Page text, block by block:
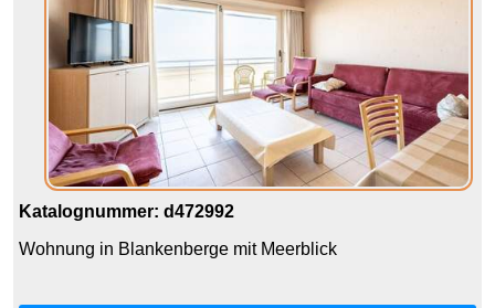
Katalognummer: d472992
Wohnung in Blankenberge mit Meerblick